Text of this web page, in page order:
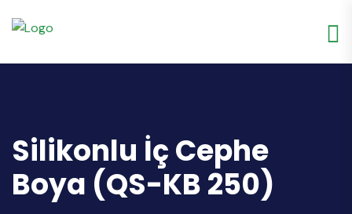
Silikonlu İç Cephe
Boya (QS-KB 250)